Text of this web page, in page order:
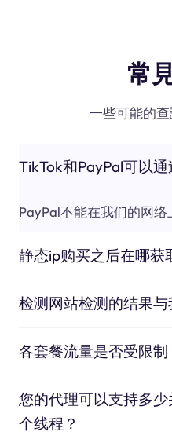
常
一些可能的
TikTok和PayPal可以
PayPal不能在我们的网络
静态ip购买之后在哪获
检测网站检测的结果
各套餐流量是否受限制
您的代理可以支持多
个线程？